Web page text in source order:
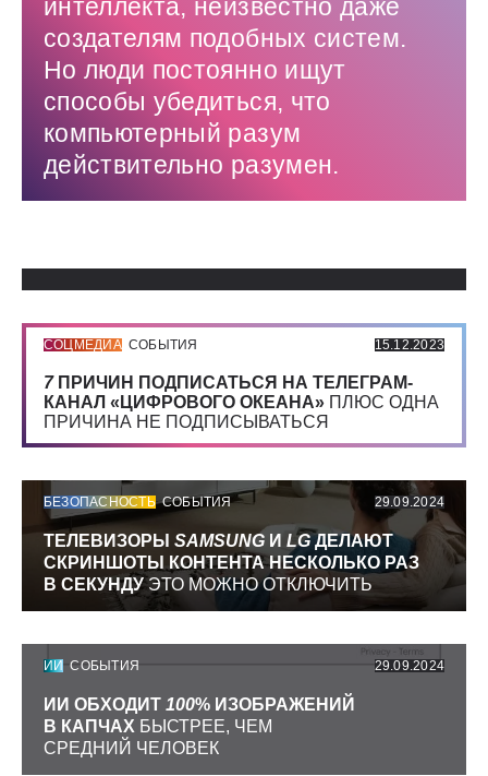
интеллекта, неизвестно даже
создателям подобных систем.
Но люди постоянно ищут
способы убедиться, что
компьютерный разум
действительно разумен.
СОЦМЕДИА СОБЫТИЯ 15.12.2023
7 ПРИЧИН ПОДПИСАТЬСЯ НА ТЕЛЕГРАМ-
КАНАЛ «ЦИФРОВОГО ОКЕАНА» ПЛЮС ОДНА
ПРИЧИНА НЕ ПОДПИСЫВАТЬСЯ
БЕЗОПАСНОСТЬ СОБЫТИЯ 29.09.2024
ТЕЛЕВИЗОРЫ SAMSUNG И LGДЕЛАЮТ
СКРИНШОТЫ КОНТЕНТА НЕСКОЛЬКО РАЗ
В СЕКУНДУЭТО МОЖНО ОТКЛЮЧИТЬ
ИИ СОБЫТИЯ 29.09.2024
ИИ ОБХОДИТ 100% ИЗОБРАЖЕНИЙ
В КАПЧАХ БЫСТРЕЕ, ЧЕМ
СРЕДНИЙ ЧЕЛОВЕК